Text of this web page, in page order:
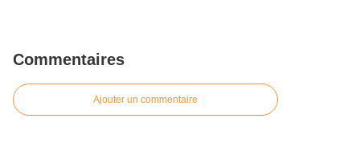
Commentaires
Ajouter un commentaire